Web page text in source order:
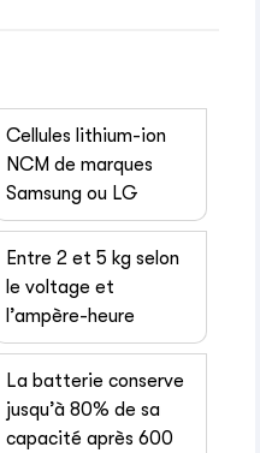
Cellules lithium-ion
NCM de marques
Samsung ou LG
Entre 2 et 5 kg selon
le voltage et
l’ampère-heure
La batterie conserve
jusqu’à 80% de sa
capacité après 600